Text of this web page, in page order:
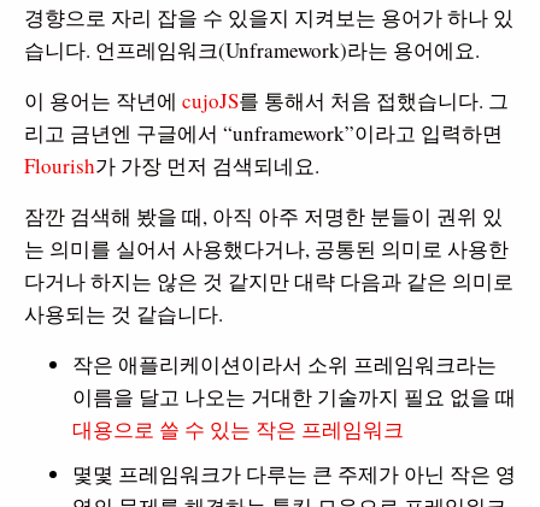
경향으로 자리 잡을 수 있을지 지켜보는 용어가 하나 있
습니다. 언프레임워크(Unframework)라는 용어에요.
이 용어는 작년에 cujoJS를 통해서 처음 접했습니다. 그
리고 금년엔 구글에서 “unframework”이라고 입력하면
Flourish가 가장 먼저 검색되네요.
잠깐 검색해 봤을 때, 아직 아주 저명한 분들이 권위 있
는 의미를 실어서 사용했다거나, 공통된 의미로 사용한
다거나 하지는 않은 것 같지만 대략 다음과 같은 의미로
사용되는 것 같습니다.
작은 애플리케이션이라서 소위 프레임워크라는
이름을 달고 나오는 거대한 기술까지 필요 없을 때
대용으로 쓸 수 있는 작은 프레임워크
몇몇 프레임워크가 다루는 큰 주제가 아닌 작은 영